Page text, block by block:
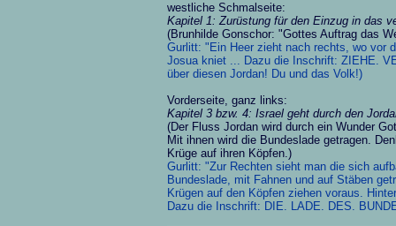
westliche Schmalseite:
Kapitel 1: Zurüstung für den Einzug in das
(Brunhilde Gonschor: "Gottes Auftrag das
Gurlitt: "Ein Heer zieht nach rechts, wo vor
Josua kniet ... Dazu die Inschrift: ZIEHE.
über diesen Jordan! Du und das Volk!)
Vorderseite, ganz links:
Kapitel 3 bzw. 4: Israel geht durch den
(Der Fluss Jordan wird durch ein Wunder
Mit ihnen wird die Bundeslade getragen.
Krüge auf ihren Köpfen.)
Gurlitt: "Zur Rechten sieht man die sich
Bundeslade, mit Fahnen und auf Stäben
Krügen auf den Köpfen ziehen voraus.
Dazu die Inschrift: DIE. LADE. DES.